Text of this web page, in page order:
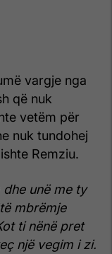
vargje nga
që nuk
vetëm për
nuk tundohej
Remziu.
dhe unë me ty
mbrëmje
ti nënë pret
një vegim i zi.